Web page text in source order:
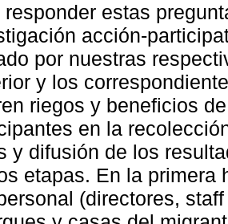
responder estas
acción-
por nuestras
y los
riegos y beneficios
en la
y difusión de los
etapas. En la primera
(directores,